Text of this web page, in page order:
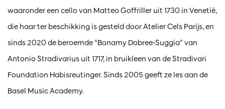
waaronder een cello van Matteo Goffriller uit 1730 in Venetië,
die haar ter beschikking is gesteld door Atelier Cels Parijs, en
sinds 2020 de beroemde “Bonamy Dobree-Suggia” van
Antonio Stradivarius uit 1717, in bruikleen van de Stradivari
Foundation Habisreutinger. Sinds 2005 geeft ze les aan de
Basel Music Academy.